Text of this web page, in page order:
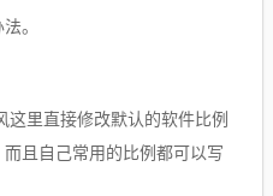
。
这里直接修改默认的软件比例
且自己常用的比例都可以写